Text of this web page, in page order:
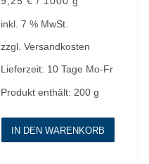
inkl. 7 % MwSt.
zzgl. Versandkosten
Lieferzeit: 10 Tage Mo-Fr
Produkt enthält: 200 g
IN DEN WARENKORB